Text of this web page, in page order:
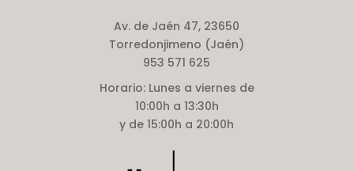
Av. de Jaén 47, 23650
Torredonjimeno (Jaén)
953 571 625
Horario:Lunes a viernes de
10:00h a 13:30h
y de 15:00h a 20:00h